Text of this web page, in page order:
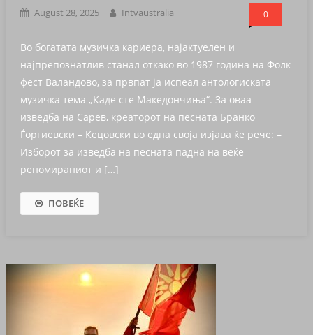
August 28, 2025 Intvaustralia 0
Во богатата музичка кариера, најактуелен и
најпрепознатлив станал откако во 1987 година на Фолк
фест Валандово, за првпат ја испеал антологиската
музичка тема „Каде сте Македончиња“. За оваа
изведба на Сарев, креаторот на песната Бранко
Ѓоргиевски – Кецовски во една своја изјава ќе рече: –
Изборот за изведба на песната падна на веќе
реномираниот и […]
ПОВЕЌЕ